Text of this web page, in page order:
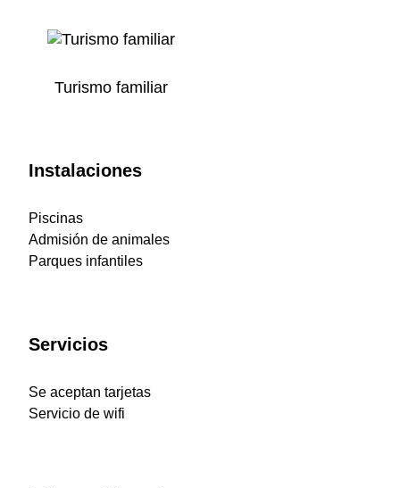
Turismo familiar
Instalaciones
Piscinas
Admisión de animales
Parques infantiles
Servicios
Se aceptan tarjetas
Servicio de wifi